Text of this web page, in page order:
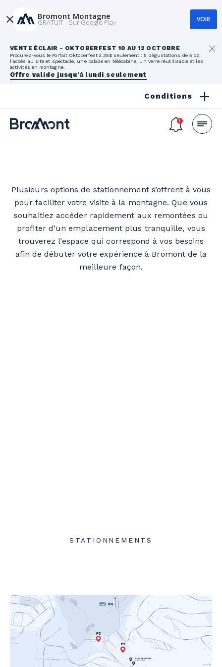
VENTE ÉCLAIR - OKTOBERFEST 10 AU 12 OCTOBRE
Procurez-vous le Forfait Oktoberfest à 35$ seulement : 5 dégustations de 5 oz,
l’accès au site et spectacle, une balade en télécabine, un verre réutilisable et les
activités en montagne.
Offre valide jusqu'à lundi seulement
Conditions
Plusieurs options de stationnement s’offrent à vous
pour faciliter votre visite à la montagne. Que vous
souhaitiez accéder rapidement aux remontées ou
profiter d’un emplacement plus tranquille, vous
trouverez l’espace qui correspond à vos besoins
afin de débuter votre expérience à Bromont de la
meilleure façon.
STATIONNEMENTS
Bromont Montagne
GRATUIT - Sur Google Play VOIR